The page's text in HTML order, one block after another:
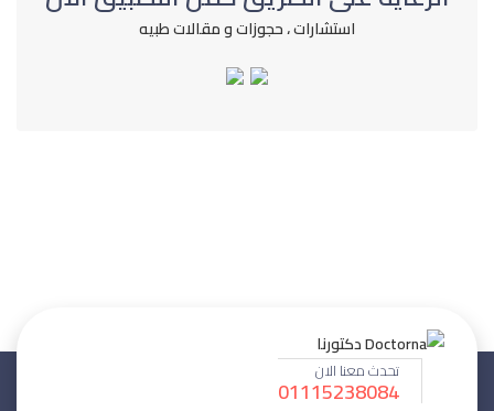
استشارات ، حجوزات و مقالات طبيه
تحدث معنا الان
01115238084